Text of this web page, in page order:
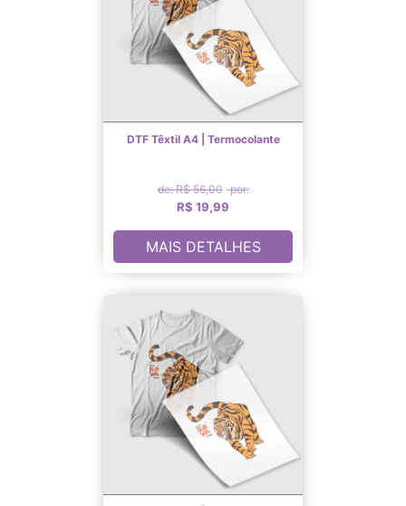
DTF Têxtil A4 | Termocolante
de: R$ 56,00 por:
R$ 19,99
MAIS DETALHES